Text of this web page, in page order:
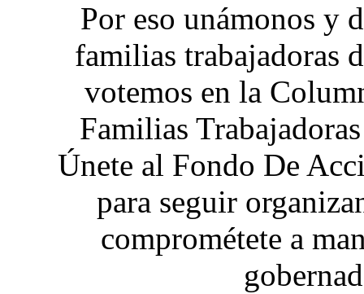
Por eso unámonos y
familias trabajadoras
votemos en la
Familias
Únete al Fondo De
para seguir
comprométete a